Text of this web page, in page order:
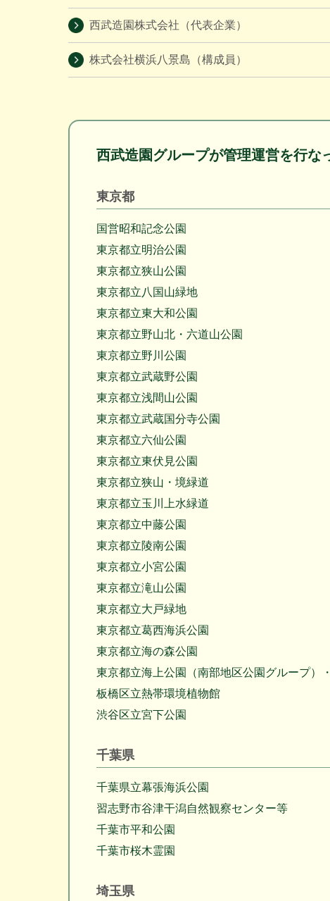
西武造園株式会社（代表企業）
株式会社横浜八景島（構成員）
西武造園グループが管理運営を行な
東京都
国営昭和記念公園
東京都立明治公園
東京都立狭山公園
東京都立八国山緑地
東京都立東大和公園
東京都立野山北・六道山公園
東京都立野川公園
東京都立武蔵野公園
東京都立浅間山公園
東京都立武蔵国分寺公園
東京都立六仙公園
東京都立東伏見公園
東京都立狭山・境緑道
東京都立玉川上水緑道
東京都立中藤公園
東京都立陵南公園
東京都立小宮公園
東京都立滝山公園
東京都立大戸緑地
東京都立葛西海浜公園
東京都立海の森公園
東京都立海上公園（南部地区公園グループ）
板橋区立熱帯環境植物館
渋谷区立宮下公園
千葉県
千葉県立幕張海浜公園
習志野市谷津干潟自然観察センター等
千葉市平和公園
千葉市桜木霊園
埼玉県